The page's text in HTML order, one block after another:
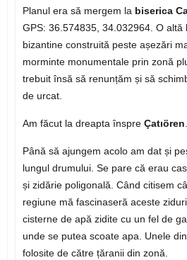
Planul era să mergem la biserica
GPS: 36.574835, 34.032964. O altă
bizantine construită peste așezări
morminte monumentale prin zonă
trebuit însă să renunțăm și să
de urcat.
Am făcut la dreapta înspre Çatıören
Până să ajungem acolo am dat și
lungul drumului. Se pare că erau
și zidărie poligonală. Când citisem
regiune mă fascinaseră aceste
cisterne de apă zidite cu un fel de
unde se putea scoate apa. Unele
folosite de către țăranii din zonă.